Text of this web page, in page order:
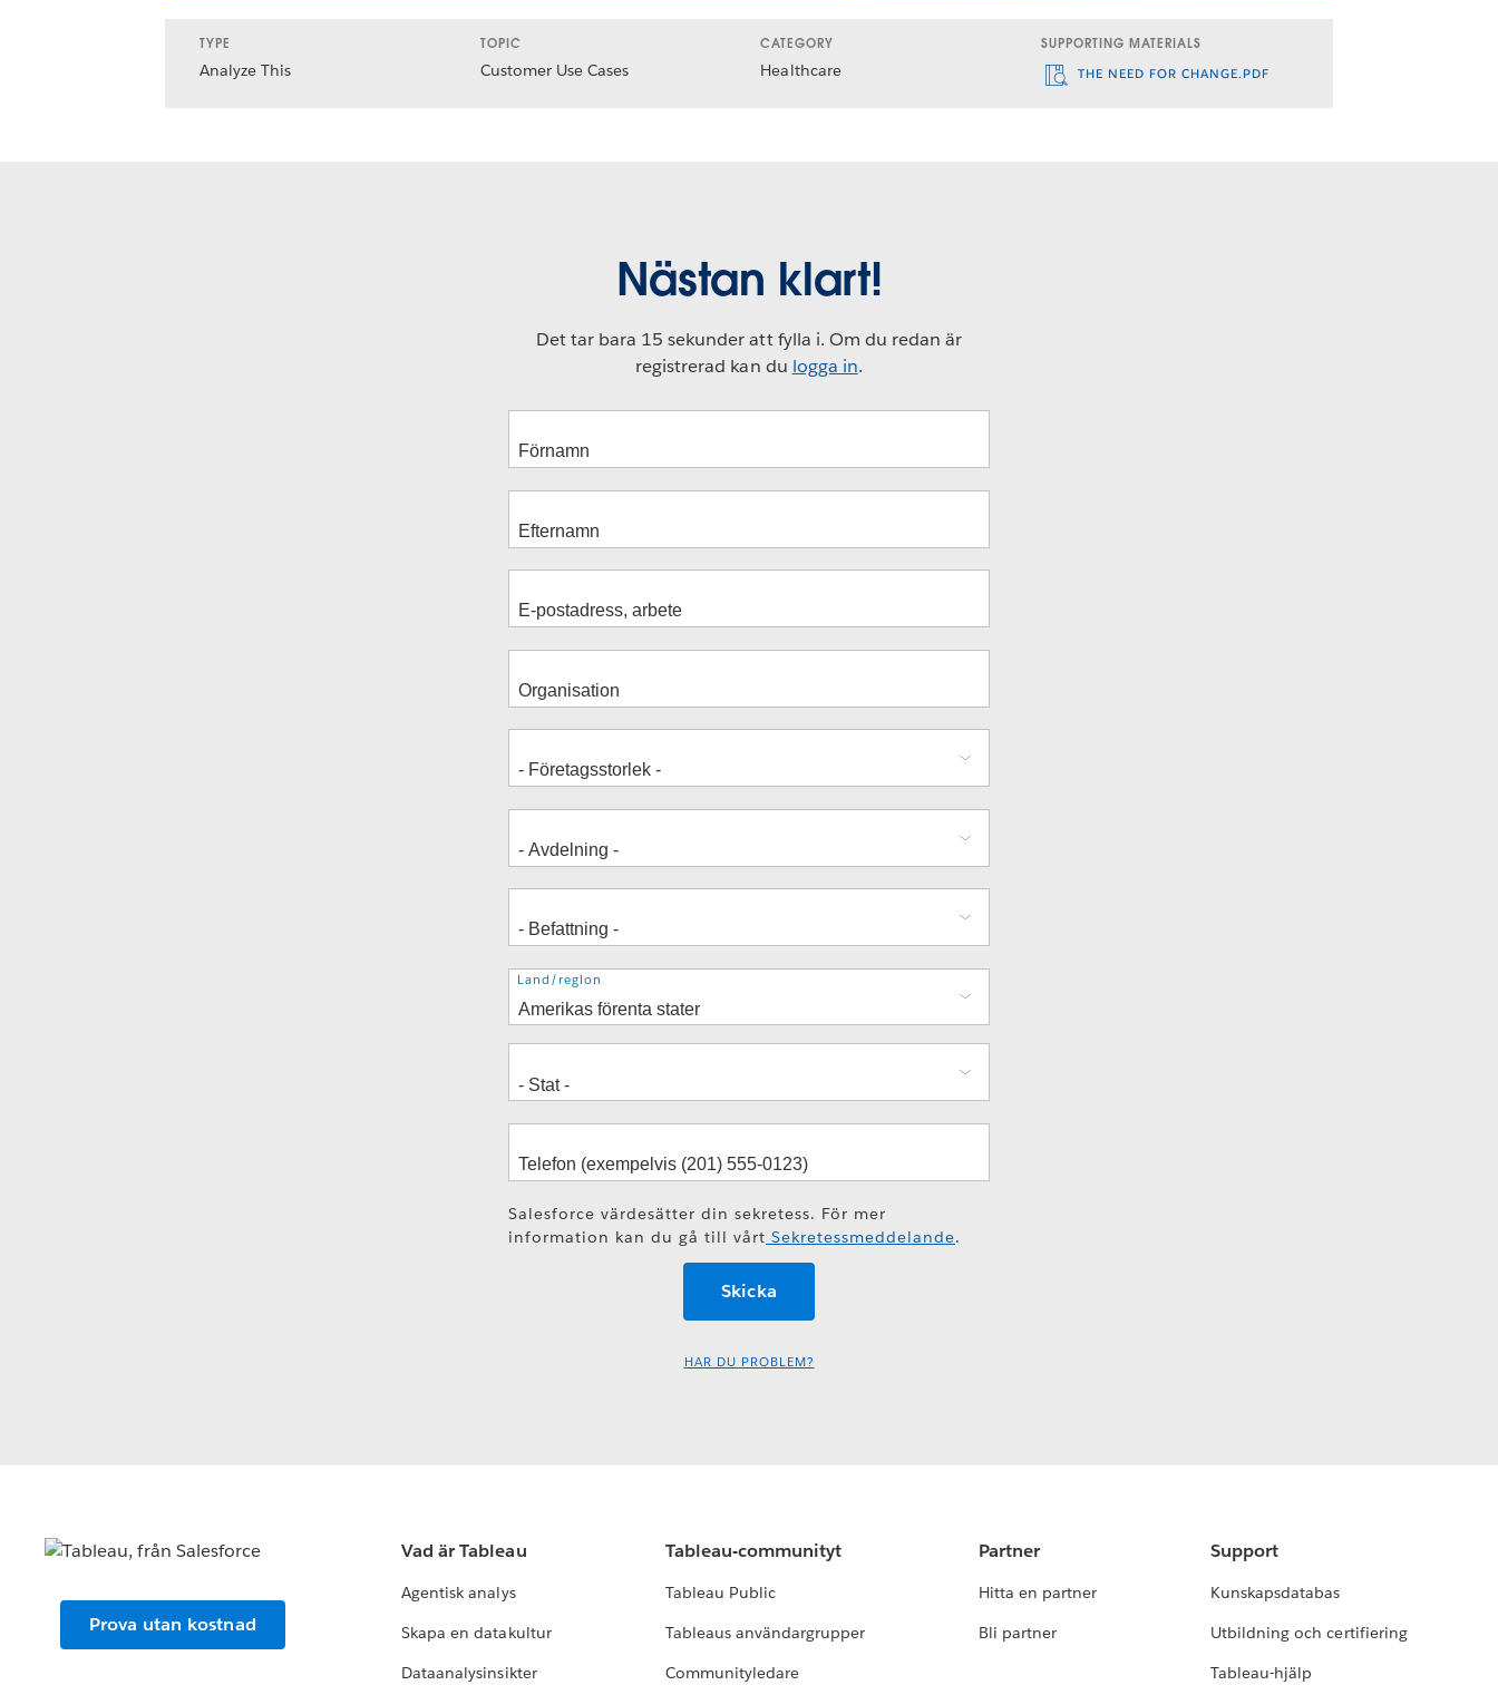
TYPE
Analyze This
TOPIC
Customer Use Cases
CATEGORY
Healthcare
SUPPORTING MATERIALS
THE NEED FOR CHANGE.PDF
Nästan klart!
Det tar bara 15 sekunder att fylla i. Om du redan är
registrerad kan du logga in.
Adress
Land/region
Salesforce värdesätter din sekretess. För mer
information kan du gå till vårt Sekretessmeddelande.
HAR DU PROBLEM?
Prova utan kostnad
Vad är Tableau
Agentisk analys
Skapa en datakultur
Dataanalysinsikter
Tableau-communityt
Tableau Public
Tableaus användargrupper
Communityledare
Partner
Hitta en partner
Bli partner
Support
Kunskapsdatabas
Utbildning och certifiering
Tableau-hjälp